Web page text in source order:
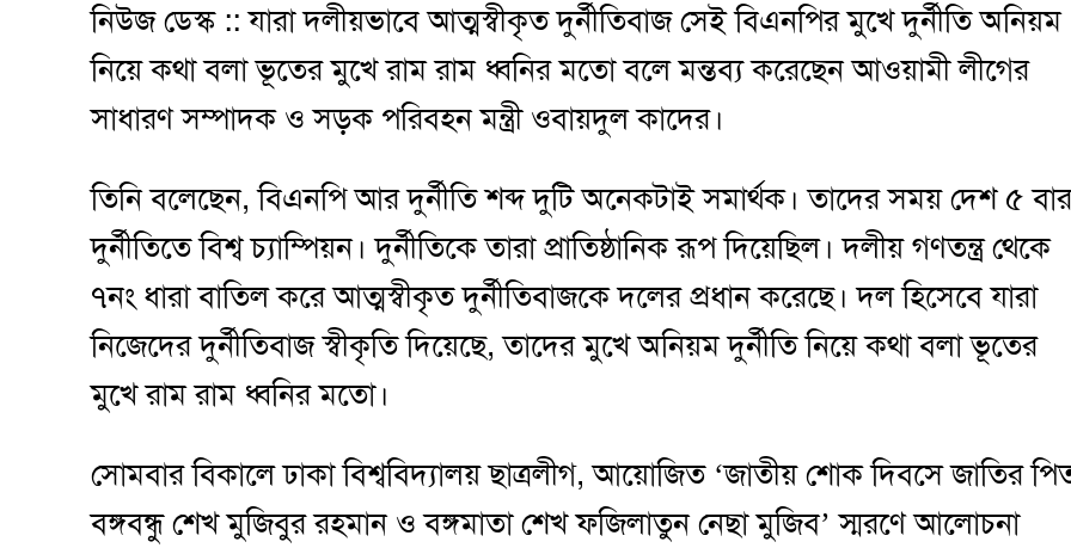
নিউজ ডেস্ক :: যারা দলীয়ভাবে আত্মস্বীকৃত দুর্নীতিবাজ সেই বিএনপির মুখে দুর্নীতি অনিয়ম
নিয়ে কথা বলা ভূতের মুখে রাম রাম ধ্বনির মতো বলে মন্তব্য করেছেন আওয়ামী লীগের
সাধারণ সম্পাদক ও সড়ক পরিবহন মন্ত্রী ওবায়দুল কাদের।
তিনি বলেছেন, বিএনপি আর দুর্নীতি শব্দ দুটি অনেকটাই সমার্থক। তাদের সময় দেশ ৫ বার
দুর্নীতিতে বিশ্ব চ্যাম্পিয়ন। দুর্নীতিকে তারা প্রাতিষ্ঠানিক রূপ দিয়েছিল। দলীয় গণতন্ত্র থেকে
৭নং ধারা বাতিল করে আত্মস্বীকৃত দুর্নীতিবাজকে দলের প্রধান করেছে। দল হিসেবে যারা
নিজেদের দুর্নীতিবাজ স্বীকৃতি দিয়েছে, তাদের মুখে অনিয়ম দুর্নীতি নিয়ে কথা বলা ভূতের
মুখে রাম রাম ধ্বনির মতো।
সোমবার বিকালে ঢাকা বিশ্ববিদ্যালয় ছাত্রলীগ, আয়োজিত ‘জাতীয় শোক দিবসে জাতির
বঙ্গবন্ধু শেখ মুজিবুর রহমান ও বঙ্গমাতা শেখ ফজিলাতুন নেছা মুজিব’ স্মরণে আলোচনা